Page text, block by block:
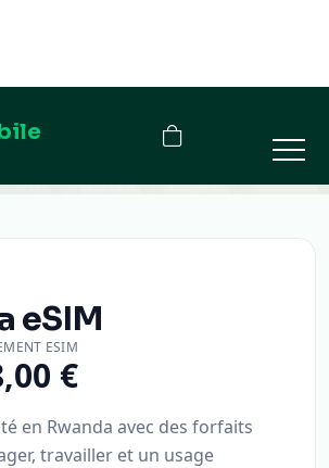
Rwanda
eSIM
ESIM
€
en Rwanda avec des forfaits
travailler et un usage